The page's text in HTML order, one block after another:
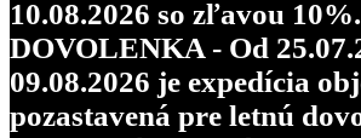
10.08.2026 so zľavou 10%.
DOVOLENKA - Od
09.08.2026 je expedícia
pozastavená pre letnú
10.08.2026 so zľavou 10%.
DOVOLENKA - Od
09.08.2026 je expedícia
pozastavená pre letnú